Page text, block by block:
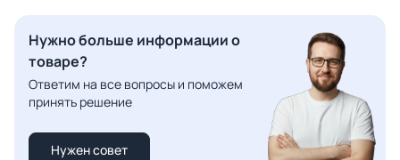
Нужно больше информации о
товаре?
Ответим на все вопросы и поможем
принять решение
Нужен совет